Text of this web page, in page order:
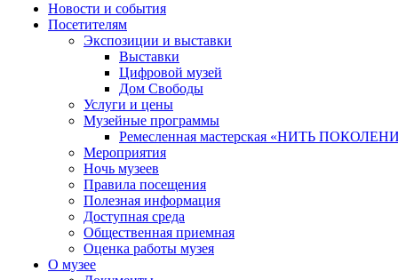
Новости и события
Посетителям
Экспозиции и выставки
Выставки
Цифровой музей
Дом Свободы
Услуги и цены
Музейные программы
Ремесленная мастерская «НИТЬ
Мероприятия
Ночь музеев
Правила посещения
Полезная информация
Доступная среда
Общественная приемная
Оценка работы музея
О музее